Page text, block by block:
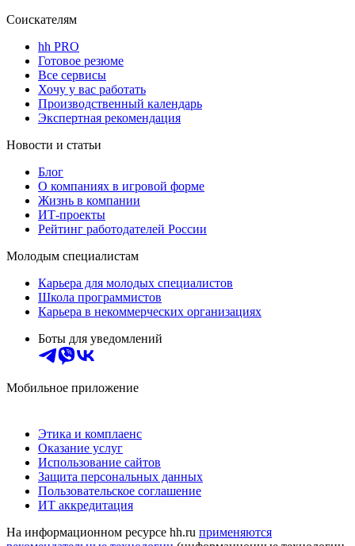
Соискателям
hh PRO
Готовое резюме
Все сервисы
Хочу у вас работать
Производственный календарь
Экспертная рекомендация
Новости и статьи
Блог
О компаниях в игровой форме
Жизнь в компании
ИТ-проекты
Рейтинг работодателей России
Молодым специалистам
Карьера для молодых специалистов
Школа программистов
Карьера в некоммерческих организациях
Боты для уведомлений
Мобильное приложение
Этика и комплаенс
Оказание услуг
Использование сайтов
Защита персональных данных
Пользовательское соглашение
ИТ аккредитация
На информационном ресурсе hh.ru применяются